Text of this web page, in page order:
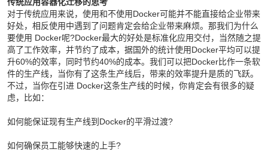
对于传统应用来说，使用和不使用Docker可能并不能直接给企业带来
好处，相反使用中遇到了问题肯定会给企业带来麻烦。那我们为什么
要使用 Docker呢?Docker最大的好处是标准化应用交付，当然随之提
高了工作效率，并节约了成本，据国外的统计使用Docker平均可以提
升60%的效率，同时节约40%的成本。我们可以把Docker比作一条软
件的生产线，当你有了这条生产线后，带来的效率提升是质的飞跃。
不过，当你在引进 Docker这条生产线的时候，你肯定会有很多的疑
虑，比如：
如何能保证现有生产线到Docker的平滑过渡?
如何确保员工能够快速的上手?